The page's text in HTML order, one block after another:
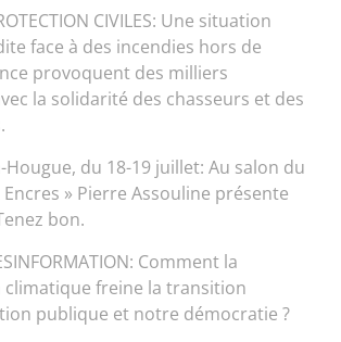
CIVILES: Une situation
face à des incendies hors de
provoquent des milliers
la solidarité des chasseurs et des
Hougue, du 18-19 juillet: Au salon du
» Pierre Assouline présente
bon.
Comment la
freine la transition
publique et notre démocratie ?